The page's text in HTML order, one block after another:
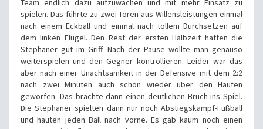
Team endlich dazu aufzuwachen und mit mehr Einsatz zu
spielen. Das führte zu zwei Toren aus Willensleistungen einmal
nach einem Eckball und einmal nach tollem Durchsetzen auf
dem linken Flügel. Den Rest der ersten Halbzeit hatten die
Stephaner gut im Griff. Nach der Pause wollte man genauso
weiterspielen und den Gegner kontrollieren. Leider war das
aber nach einer Unachtsamkeit in der Defensive mit dem 2:2
nach zwei Minuten auch schon wieder über den Haufen
geworfen. Das brachte dann einen deutlichen Bruch ins Spiel.
Die Stephaner spielten dann nur noch Abstiegskampf-Fußball
und hauten jeden Ball nach vorne. Es gab kaum noch einen